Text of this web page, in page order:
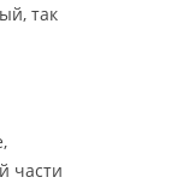
так
части